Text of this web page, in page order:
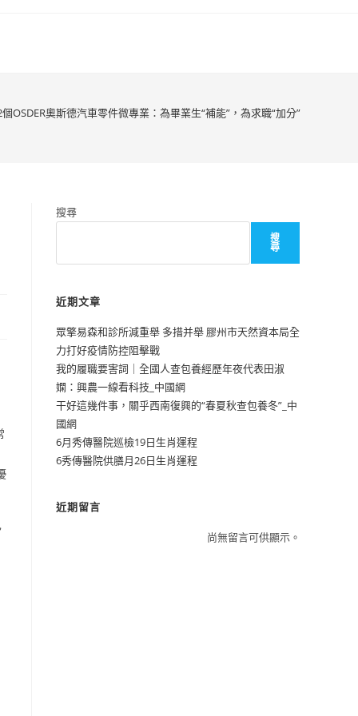
OSDER奧斯德汽車零件微專業：為畢業生“補能”，為求職“加分”
搜尋
搜
尋
近期文章
眾擎易森和診所減重舉 多措并舉 膠州市天然資本局全
力打好疫情防控阻擊戰
我的履職要害詞｜全國人查包養經歷年夜代表田淑
嫻：興農一線看科技_中國網
干好這幾件事，關乎西南復興的“春夏秋查包養冬”_中
國網
6月秀傳醫院巡檢19日生肖運程
6秀傳醫院供膳月26日生肖運程
近期留言
尚無留言可供顯示。